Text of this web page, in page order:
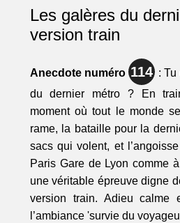
Les galères du
version train
Anecdote numéro 114 :
du dernier métro ? En
moment où tout le monde
rame, la bataille pour la
sacs qui volent, et
Paris Gare de Lyon comme
une véritable épreuve digne
version train. Adieu calme
l’ambiance 'survie du